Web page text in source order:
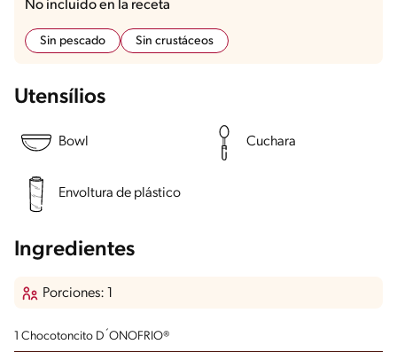
No incluido en la receta
Sin pescado Sin crustáceos
Utensílios
Bowl Cuchara
Envoltura de plástico
Ingredientes
Porciones: 1
1 Chocotoncito D´ONOFRIO®